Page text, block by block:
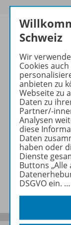
Schweiz
Wir
Cookies
anbieten zu
Webseite zu
Daten zu
Partner/-
Analysen
diese
Daten
haben oder
Dienste
Buttons
DSGVO ein. …